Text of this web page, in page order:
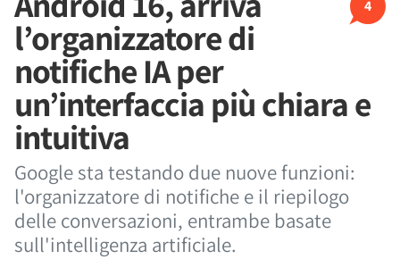
4
l’organizzatore di
notifiche IA per
un’interfaccia più chiara e
intuitiva
Google sta testando due nuove funzioni:
l'organizzatore di notifiche e il riepilogo
delle conversazioni, entrambe basate
sull'intelligenza artificiale.